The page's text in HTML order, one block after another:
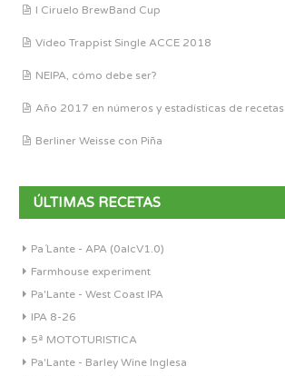
I Ciruelo BrewBand Cup
Vídeo Trappist Single ACCE 2018
NEIPA, cómo debe ser?
Año 2017 en números y estadísticas de recetas
Berliner Weisse con Piña
ÚLTIMAS RECETAS
Pa´Lante - APA (0alcV1.0)
Farmhouse experiment
Pa'Lante - West Coast IPA
IPA 8-26
5ª MOTOTURISTICA
Pa'Lante - Barley Wine Inglesa